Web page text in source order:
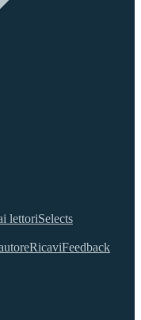
lettoriSelects
RicaviFeedback